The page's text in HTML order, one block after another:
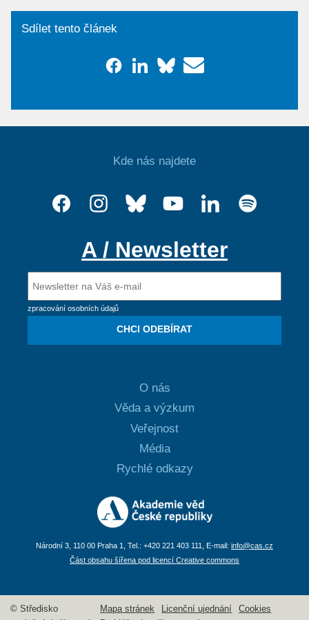
Sdílet tento článek
Kde nás najdete
A / Newsletter
zpracování osobních údajů
CHCI ODEBÍRAT
O nás
Věda a výzkum
Veřejnost
Média
Rychlé odkazy
Národní 3, 110 00 Praha 1, Tel.: +420 221 403 111, E-mail: info@cas.cz
Část obsahu šířena pod licencí Creative commons
© Středisko
Mapa stránek Licenční ujednání
Cookies